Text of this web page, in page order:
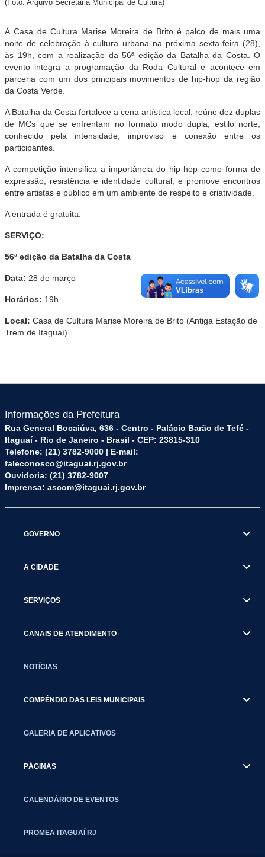
(Foto: Arquivo Secretaria Municipal de Cultura)
A Casa de Cultura Marise Moreira de Brito é palco de mais uma
noite de celebração à cultura urbana na próxima sexta-feira (28),
às 19h, com a realização da 56ª edição da Batalha da Costa. O
evento integra a programação da Roda Cultural e acontece em
parceria com um dos principais movimentos de hip-hop da região
da Costa Verde.
A Batalha da Costa fortalece a cena artística local, reúne dez duplas
de MCs que se enfrentam no formato modo dupla, estilo norte,
conhecido pela intensidade, improviso e conexão entre os
participantes.
A competição intensifica a importância do hip-hop como forma de
expressão, resistência e identidade cultural, e promove encontros
entre artistas e público em um ambiente de respeito e criatividade.
A entrada é gratuita.
SERVIÇO:
56ª edição da Batalha da Costa
Data: 28 de março
Horários: 19h
Local: Casa de Cultura Marise Moreira de Brito (Antiga Estação de
Trem de Itaguaí)
Informações da Prefeitura
Rua General Bocaiúva, 636 - Centro - Palácio Barão de Tefé -
Itaguaí - Rio de Janeiro - Brasil - CEP: 23815-310
Telefone: (21) 3782-9000 | E-mail:
faleconosco@itaguai.rj.gov.br
Ouvidoria: (21) 3782-9007
Imprensa: ascom@itaguai.rj.gov.br
GOVERNO
A CIDADE
SERVIÇOS
CANAIS DE ATENDIMENTO
NOTÍCIAS
COMPÊNDIO DAS LEIS MUNICIPAIS
GALERIA DE APLICATIVOS
PÁGINAS
CALENDÁRIO DE EVENTOS
PROMEA ITAGUAÍ RJ